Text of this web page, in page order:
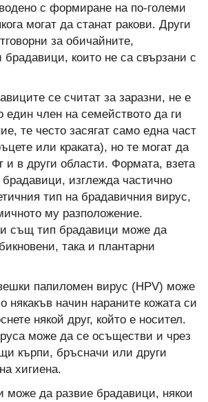
с формиране на по-големи
могат да станат ракови. Други
за обичайните,
брадавици, които не са свързани с
се считат за заразни, не е
един член на семейството да ги
те често засягат само една част
или краката), но те могат да
и в други области. Формата, взета
изглежда частично
тип на брадавичния вирус,
му разположение.
същ тип брадавици може да
така и плантарни
папиломен вирус (HPV) може
някакъв начин нараните кожата си
някой друг, който е носител.
може да се осъществи и чрез
кърпи, бръсначи или други
хигиена.
може да развие брадавици, някои